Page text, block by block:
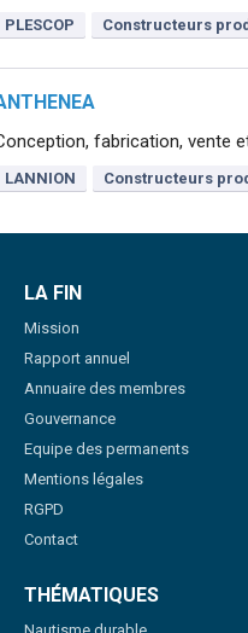
PLESCOP Constructeurs
fabrication, vente
LANNION Constructeurs
LA FIN
Mission
Rapport annuel
Annuaire des membres
Gouvernance
Equipe des permanents
Mentions légales
RGPD
Contact
THÉMATIQUES